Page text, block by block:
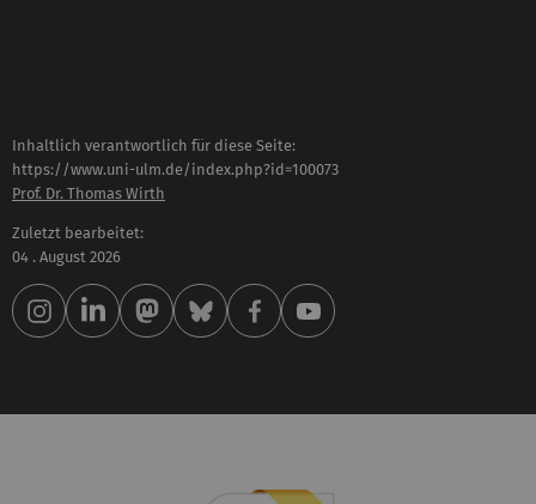
Inhaltlich verantwortlich für diese Seite:
https://www.uni-ulm.de/index.php?id=100073
Prof. Dr. Thomas Wirth
Zuletzt bearbeitet:
04 . August 2026